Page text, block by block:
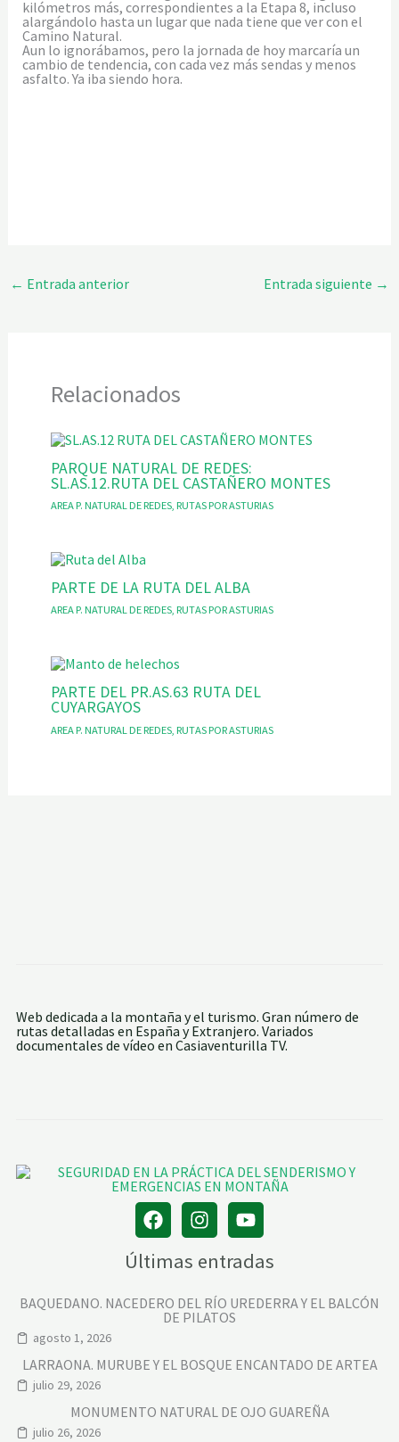
kilómetros más, correspondientes a la Etapa 8, incluso
alargándolo hasta un lugar que nada tiene que ver con el
Camino Natural.
Aun lo ignorábamos, pero la jornada de hoy marcaría un
cambio de tendencia, con cada vez más sendas y menos
asfalto. Ya iba siendo hora.
← Entrada anterior Entrada siguiente →
Relacionados
PARQUE NATURAL DE REDES:
SL.AS.12.RUTA DEL CASTAÑERO MONTES
AREA P. NATURAL DE REDES, RUTAS POR ASTURIAS
PARTE DE LA RUTA DEL ALBA
AREA P. NATURAL DE REDES, RUTAS POR ASTURIAS
PARTE DEL PR.AS.63 RUTA DEL
CUYARGAYOS
AREA P. NATURAL DE REDES, RUTAS POR ASTURIAS
Web dedicada a la montaña y el turismo. Gran número de
rutas detalladas en España y Extranjero. Variados
documentales de vídeo en Casiaventurilla TV.
Últimas entradas
BAQUEDANO. NACEDERO DEL RÍO UREDERRA Y EL BALCÓN
DE PILATOS
agosto 1, 2026
LARRAONA. MURUBE Y EL BOSQUE ENCANTADO DE ARTEA
julio 29, 2026
MONUMENTO NATURAL DE OJO GUAREÑA
julio 26, 2026